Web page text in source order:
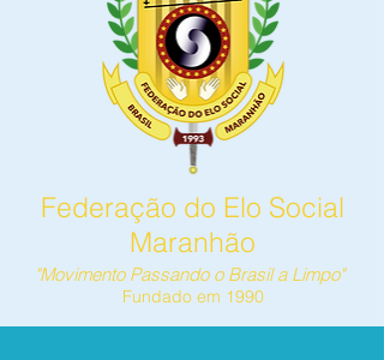
Federação do Elo Social
Maranhão
"Movimento Passando o Brasil a Limpo"
Fundado em 1990